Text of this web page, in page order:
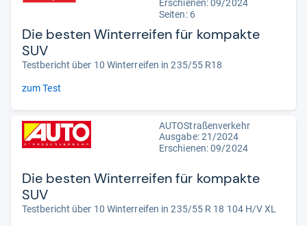
Erschienen: 09/2024
Seiten: 6
Die besten Winterreifen für kompakte
SUV
Testbericht über 10 Winterreifen in 235/55 R18
zum Test
AUTOStraßenverkehr
Ausgabe: 21/2024
Erschienen: 09/2024
Die besten Winterreifen für kompakte
SUV
Testbericht über 10 Winterreifen in 235/55 R 18 104 H/V XL